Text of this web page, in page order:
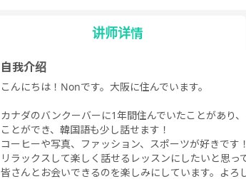
ス会話
讲师详情
自我介绍
こんにちは！Nonです。大阪に住んでいます。
カナダのバンクーバーに1年間住んでいたことがあり
ことができ、韓国語も少し話せます！
コーヒーや写真、ファッション、スポーツが好きです！
リラックスして楽しく話せるレッスンにしたいと思っ
皆さんとお会いできるのを楽しみにしています。よろ